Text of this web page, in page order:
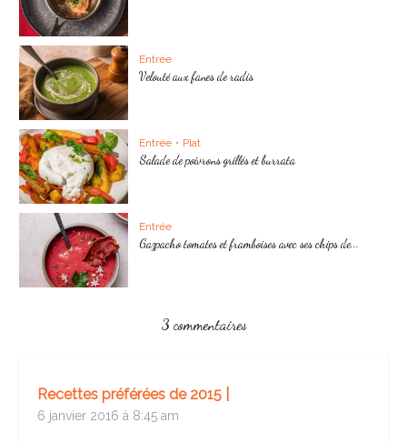
Entrée
Velouté aux fanes de radis
Entrée • Plat
Salade de poivrons grillés et burrata
Entrée
Gazpacho tomates et framboises avec ses chips de...
3 commentaires
Recettes préférées de 2015 |
6 janvier 2016 à 8:45 am